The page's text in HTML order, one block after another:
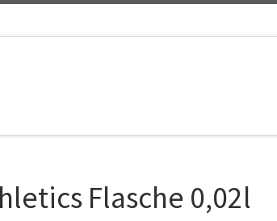
Flasche 0,02l